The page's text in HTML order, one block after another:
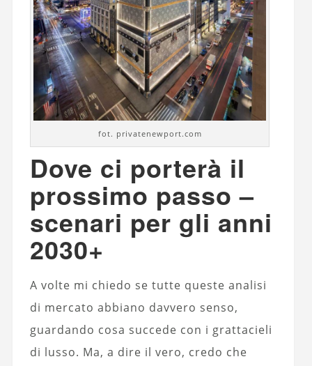
fot. privatenewport.com
Dove ci porterà il
prossimo passo –
scenari per gli anni
2030+
A volte mi chiedo se tutte queste analisi
di mercato abbiano davvero senso,
guardando cosa succede con i grattacieli
di lusso. Ma, a dire il vero, credo che